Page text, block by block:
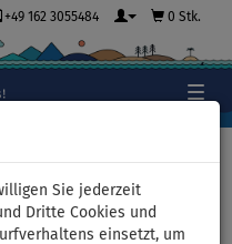
Sie jederzeit
Dritte Cookies und
einsetzt, um
+49 162 3055484 0 Stk.